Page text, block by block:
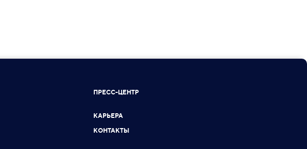
ПРЕСС-ЦЕНТР
КАРЬЕРА
КОНТАКТЫ